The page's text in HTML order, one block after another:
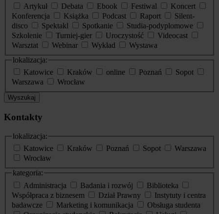
Artykuł
Debata Ebook Festiwal
Koncert
Konferencja
Książka Podcast Raport
Silent-
disco
Spektakl Spotkanie
Studia-podyplomowe
Szkolenie
Turniej-gier Uroczystość
Videocast
Warsztat
Webinar Wykład
Wystawa
lokalizacja:
Katowice
Kraków online Poznań
Sopot
Warszawa
Wrocław
Wyszukaj
Kontakty
lokalizacja:
Katowice
Kraków Poznań Sopot
Warszawa
Wrocław
kategoria:
Administracja
Badania i rozwój
Biblioteka
Współpraca z biznesem
Dział Prawny
Instytuty i centra
badawcze
Marketing i komunikacja
Obsługa studenta